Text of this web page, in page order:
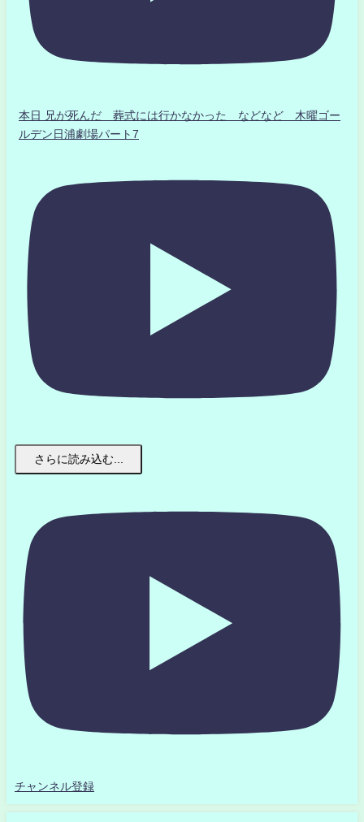
本日 兄が死んだ 葬式には行かなかった などなど 木曜ゴー
ルデン日浦劇場パート7
さらに読み込む...
チャンネル登録